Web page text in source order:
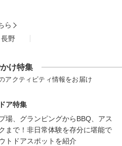
ら
長野
け特集
アクティビティ情報をお届け
ア特集
場、グランピングからBBQ、アス
まで！非日常体験を存分に堪能で
トドアスポットを紹介